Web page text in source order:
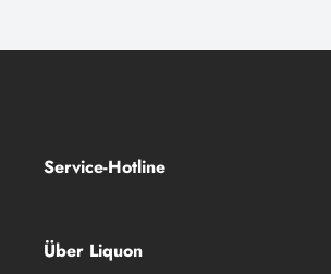
Service-Hotline
Über Liquon